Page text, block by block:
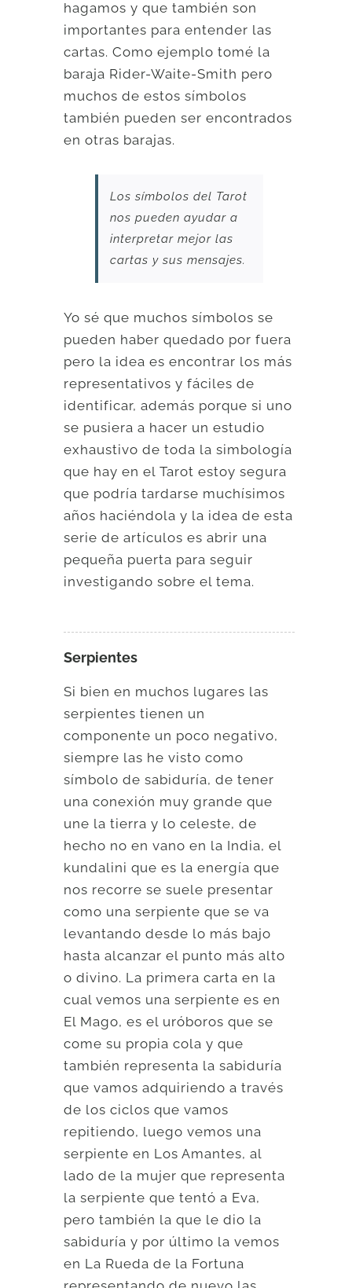
hagamos y que también son
importantes para entender las
cartas. Como ejemplo tomé la
baraja Rider-Waite-Smith pero
muchos de estos símbolos
también pueden ser encontrados
en otras barajas.
Los símbolos del Tarot
nos pueden ayudar a
interpretar mejor las
cartas y sus mensajes.
Yo sé que muchos símbolos se
pueden haber quedado por fuera
pero la idea es encontrar los más
representativos y fáciles de
identificar, además porque si uno
se pusiera a hacer un estudio
exhaustivo de toda la simbología
que hay en el Tarot estoy segura
que podría tardarse muchísimos
años haciéndola y la idea de esta
serie de artículos es abrir una
pequeña puerta para seguir
investigando sobre el tema.
Serpientes
Si bien en muchos lugares las
serpientes tienen un
componente un poco negativo,
siempre las he visto como
símbolo de sabiduría, de tener
una conexión muy grande que
une la tierra y lo celeste, de
hecho no en vano en la India, el
kundalini que es la energía que
nos recorre se suele presentar
como una serpiente que se va
levantando desde lo más bajo
hasta alcanzar el punto más alto
o divino. La primera carta en la
cual vemos una serpiente es en
El Mago, es el uróboros que se
come su propia cola y que
también representa la sabiduría
que vamos adquiriendo a través
de los ciclos que vamos
repitiendo, luego vemos una
serpiente en Los Amantes, al
lado de la mujer que representa
la serpiente que tentó a Eva,
pero también la que le dio la
sabiduría y por último la vemos
en La Rueda de la Fortuna